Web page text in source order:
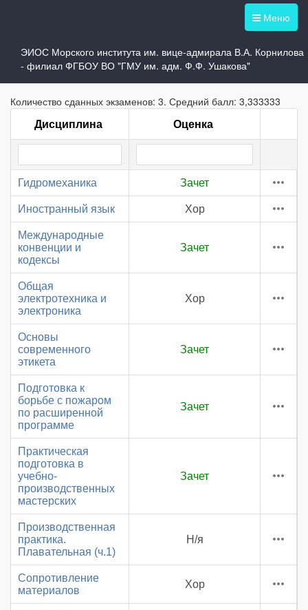
Меню
ЭИОС Морского института им. вице-адмирала В.А. Корнилова
- филиал ФГБОУ ВО "ГМУ им. адм. Ф.Ф. Ушакова"
Зачетная книжка -2302017ФСЗФК
Количество сданных экзаменов: 3. Средний балл: 3,333333
Дисциплина Оценка
Гидромеханика Зачет
Иностранный язык Хор
Международные
конвенции и
кодексы
Зачет
Общая
электротехника и
электроника
Хор
Основы
современного
этикета
Зачет
Подготовка к
борьбе с пожаром
по расширенной
программе
Зачет
Практическая
подготовка в
учебно-
производственных
мастерских
Зачет
Производственная
практика.
Плавательная (ч.1)
Н/я
Сопротивление
материалов
Хор